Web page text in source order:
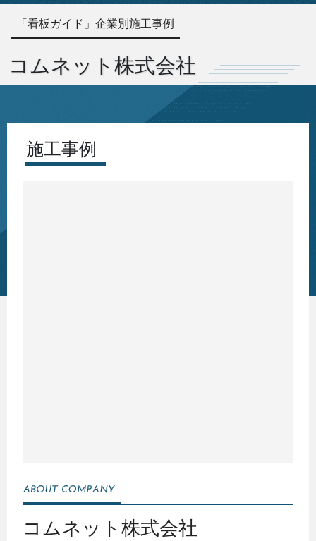
コムネット株式会社
「看板ガイド」企業別施工事例
施工事例
コムネット株式会社